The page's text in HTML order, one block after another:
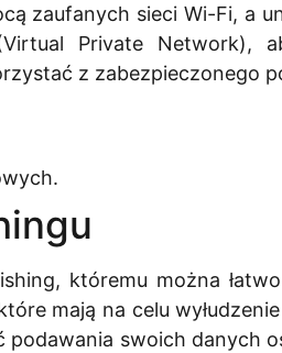
zaufanych sieci Wi-Fi, a
Private Network),
z zabezpieczonego
któremu można
mają na celu
swoich danych